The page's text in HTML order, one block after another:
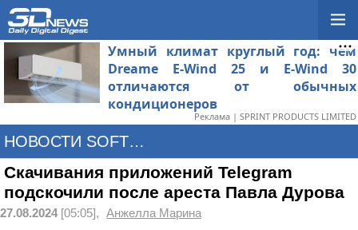
Умный климат круглый год: чем
Dreame E-Wind 25 и E-Wind 30
отличаются от обычных
кондиционеров
Реклама | SPRINT PRODUCTS LIMITED
НОВОСТИ SOFTWARE
Скачивания приложений Telegram
подскочили после ареста Павла Дурова
27.08.2024[05:05], Анжелла Марина